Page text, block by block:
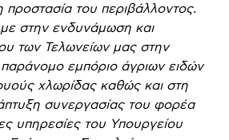
του περιβάλλοντος.
στην ενδυνάμωση και
των Τελωνείων μας στην
εμπόριο άγριων ειδών
χλωρίδας καθώς και στη
συνεργασίας του φορέα
υπηρεσίες του Υπουργείου